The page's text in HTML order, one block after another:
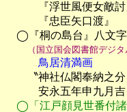
『浮世風便女敵討』
『忠臣矢口渡』　　
◯『桐の島台』八文字
（国立国会図書館デジ
鳥居清満画
〝神社仏閣奉納之分
安永五年申九月吉日
◯「江戸顔見世番付諸